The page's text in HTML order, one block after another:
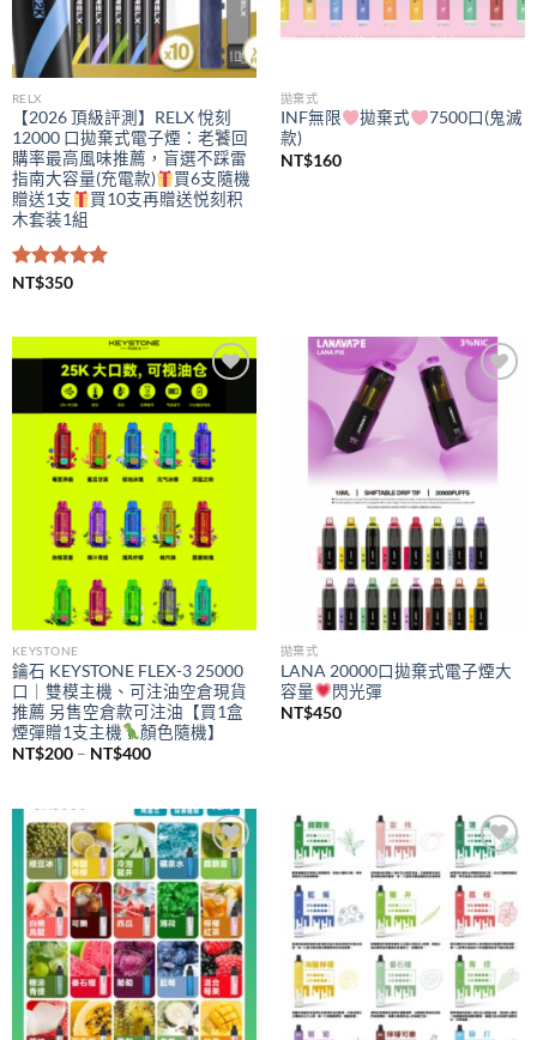
RELX
【2026 頂級評測】RELX 悅刻
12000 口拋棄式電子煙：老饕回
購率最高風味推薦，盲選不踩雷
指南大容量(充電款)
買6支隨機
贈送1支
買10支再贈送悦刻积
木套装1組
評分5.00
NT$350
拋棄式
INF無限 拋棄式
7500口(鬼滅
款)
NT$160
Add to
wishlist
KEYSTONE
鑰石 KEYSTONE FLEX-3 25000
口｜雙模主機、可注油空倉現貨
推薦 另售空倉款可注油【買1盒
煙彈贈1支主機
顏色隨機】
NT$200 – NT$400價
NT$200
到
NT$400
Add to
wishlist
拋棄式
LANA 20000口拋棄式電子煙大
容量
閃光彈
NT$450
Add to
wishlist
Add to